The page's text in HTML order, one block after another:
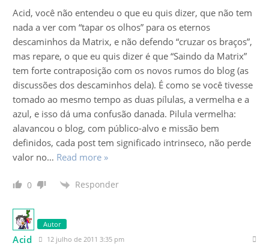
Acid, você não entendeu o que eu quis dizer, que não tem
nada a ver com “tapar os olhos” para os eternos
descaminhos da Matrix, e não defendo “cruzar os braços”,
mas repare, o que eu quis dizer é que “Saindo da Matrix”
tem forte contraposição com os novos rumos do blog (as
discussões dos descaminhos dela). É como se você tivesse
tomado ao mesmo tempo as duas pílulas, a vermelha e a
azul, e isso dá uma confusão danada. Pilula vermelha:
alavancou o blog, com público-alvo e missão bem
definidos, cada post tem significado intrinseco, não perde
valor no… Read more »
0 Responder
Autor
Acid 12 julho de 2011 3:35 pm